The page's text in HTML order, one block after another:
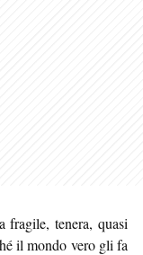
fragile, tenera, quasi
il mondo vero gli fa